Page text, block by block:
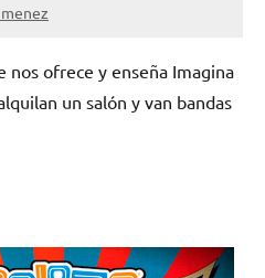
nos ofrece y enseña Imagina
un salón y van bandas